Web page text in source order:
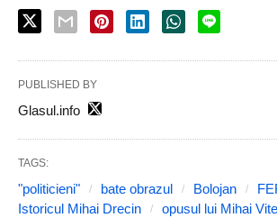
PUBLISHED BY
Glasul.info
TAGS:
"politicieni" bate obrazul Bolojan
Istoricul Mihai Drecin
opusul lui Mihai